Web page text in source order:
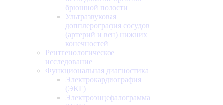
брюшной полости
Ультразвуковая
допплерография сосудов
(артерий и вен) нижних
конечностей
Рентгенологическое
исследование
Функциональная диагностика
Электрокардиография
(ЭКГ)
Электроэнцефалограмма